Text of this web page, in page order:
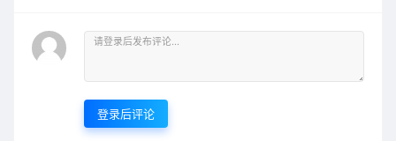
登录后评论